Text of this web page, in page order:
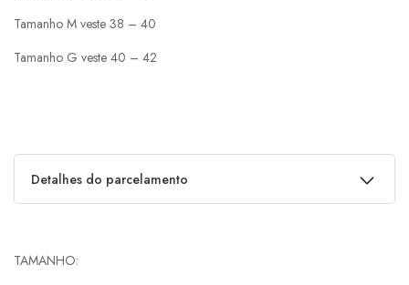
Tamanho M veste 38 – 40
Tamanho G veste 40 – 42
Detalhes do parcelamento
TAMANHO